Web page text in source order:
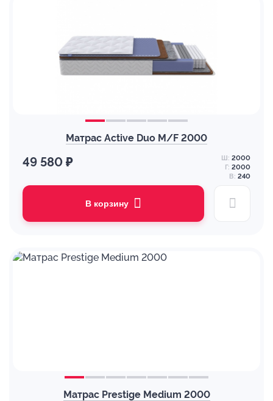
Матрас Active Duo M/F 2000
49 580 ₽ Ш: 2000
Г: 2000
В: 240
В корзину
Матрас Prestige Medium 2000